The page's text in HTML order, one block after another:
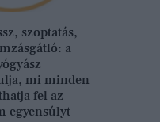
szoptatás,
a
mi minden
fel az
egyensúlyt